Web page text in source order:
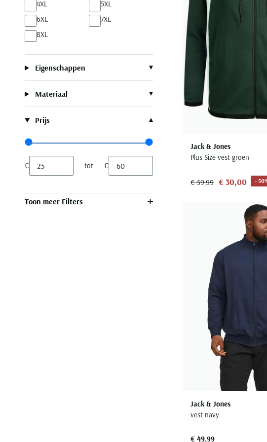
4XL
5XL
6XL
7XL
8XL
Eigenschappen
Materiaal
Prijs
Range slider min value
Range slider max value
Minimum value input
€ tot
Maximum value input
€
Toon meer Filters
Jack & Jones
Plus Size vest groen
€ 59,99 € 30,00 -
Jack & Jones
vest navy
€ 49,99